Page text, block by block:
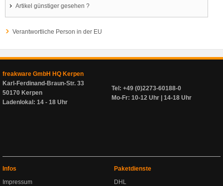
Artikel günstiger gesehen ?
Verantwortliche Person in der EU
freakware GmbH HQ Kerpen
Karl-Ferdinand-Braun-Str. 33
50170 Kerpen
Ladenlokal: 14 - 18 Uhr
Tel: +49 (0)2273-60188-0
Mo-Fr: 10-12 Uhr | 14-18 Uhr
Infos
Impressum
Paketdienste
DHL